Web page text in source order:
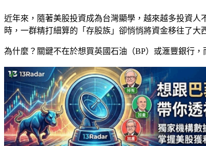
近年來，隨著美股投資成為台灣顯學，越來越多投資
時，一群精打細算的「存股族」卻悄悄將資金移往了大
為什麼？關鍵不在於想買英國石油（BP）或滙豐銀行，